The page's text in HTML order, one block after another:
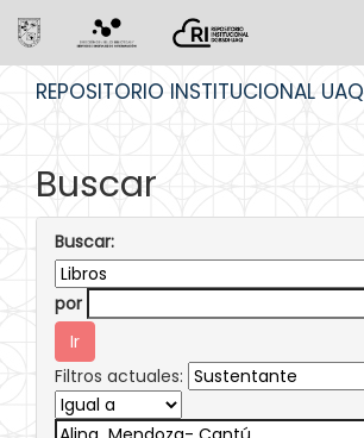
REPOSITORIO INSTITUCIONAL UAQ
Buscar
Buscar:
por
Filtros actuales: